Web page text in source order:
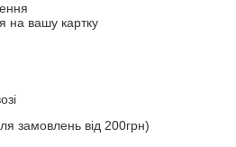
на вашу картку
замовлень від 200грн)